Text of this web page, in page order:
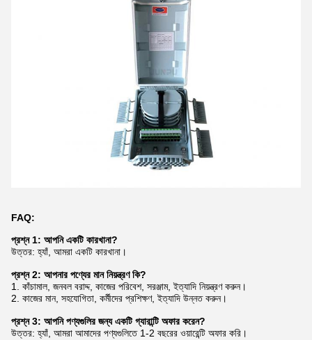
FAQ:
প্রশ্ন 1: আপনি একটি কারখানা?
উত্তর: হ্যাঁ, আমরা একটি কারখানা।
প্রশ্ন 2: আপনার পণ্যের মান নিয়ন্ত্রণ কি?
1. কাঁচামাল, জনবল বরাদ্দ, কাজের পরিবেশ, সরঞ্জাম, ইত্যাদি নিয়ন্ত্রণ করুন।
2. কাজের মান, সহযোগিতা, কর্মীদের প্রশিক্ষণ, ইত্যাদি উন্নত করুন।
প্রশ্ন 3: আপনি পণ্যগুলির জন্য একটি গ্যারান্টি অফার করেন?
উত্তর: হ্যাঁ, আমরা আমাদের পণ্যগুলিতে 1-2 বছরের ওয়ারেন্টি অফার করি।